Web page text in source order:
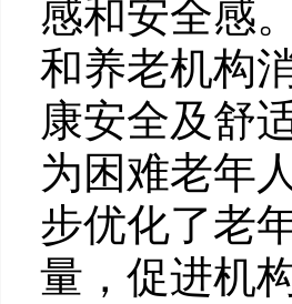
感和安全感
和养老机构
康安全及舒
为困难老年
步优化了老
量，促进机